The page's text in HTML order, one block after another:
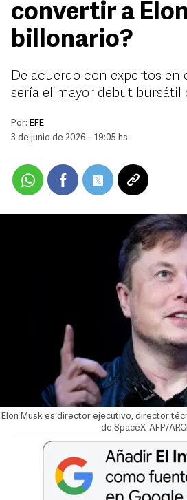
convertir a
billonario?
De acuerdo con expertos en
sería el mayor debut bursátil
Por: EFE
3 de junio de 2026 - 19:05 hs
Elon Musk es director ejecutivo, director
de SpaceX. AFP/